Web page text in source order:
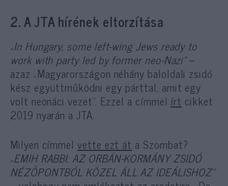
2. A JTA hírének eltorzítása
„In Hungary, some left-wing Jews ready to
work with party led by former neo-Nazi”–
azaz „Magyarországon néhány baloldali zsidó
kész együttműködni egy párttal, amit egy
volt neonáci vezet”. Ezzel a címmel írt cikket
2019 nyarán a JTA.
Milyen címmelvette ezt át a Szombat?
„EMIH RABBI: AZ ORBÁN-KORMÁNY ZSIDÓ
NÉZŐPONTBÓL KÖZEL ÁLL AZ IDEÁLISHOZ”